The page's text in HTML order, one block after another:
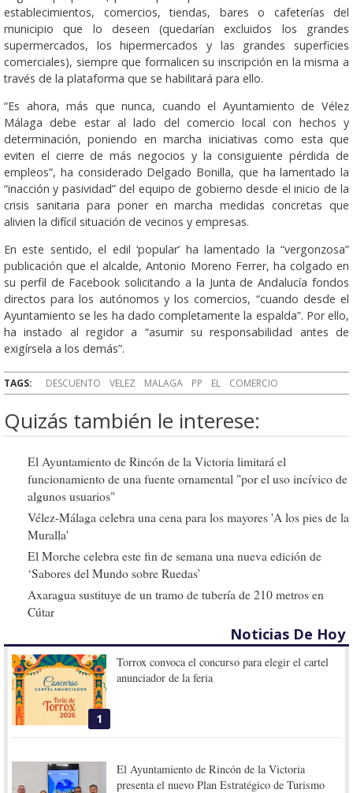
establecimientos, comercios, tiendas, bares o cafeterías del
municipio que lo deseen (quedarían excluidos los grandes
supermercados, los hipermercados y las grandes superficies
comerciales), siempre que formalicen su inscripción en la misma a
través de la plataforma que se habilitará para ello.
“Es ahora, más que nunca, cuando el Ayuntamiento de Vélez
Málaga debe estar al lado del comercio local con hechos y
determinación, poniendo en marcha iniciativas como esta que
eviten el cierre de más negocios y la consiguiente pérdida de
empleos”, ha considerado Delgado Bonilla, que ha lamentado la
“inacción y pasividad” del equipo de gobierno desde el inicio de la
crisis sanitaria para poner en marcha medidas concretas que
alivien la difícil situación de vecinos y empresas.
En este sentido, el edil ‘popular’ ha lamentado la “vergonzosa”
publicación que el alcalde, Antonio Moreno Ferrer, ha colgado en
su perfil de Facebook solicitando a la Junta de Andalucía fondos
directos para los autónomos y los comercios, “cuando desde el
Ayuntamiento se les ha dado completamente la espalda”. Por ello,
ha instado al regidor a “asumir su responsabilidad antes de
exigírsela a los demás”.
TAGS: DESCUENTO VELEZ MALAGA PP EL COMERCIO
Quizás también le interese:
El Ayuntamiento de Rincón de la Victoria limitará el
funcionamiento de una fuente ornamental "por el uso incívico de
algunos usuarios"
Vélez-Málaga celebra una cena para los mayores 'A los pies de la
Muralla'
El Morche celebra este fin de semana una nueva edición de
‘Sabores del Mundo sobre Ruedas’
Axaragua sustituye de un tramo de tubería de 210 metros en
Cútar
Noticias De Hoy
1
Torrox convoca el concurso para elegir el cartel
anunciador de la feria
El Ayuntamiento de Rincón de la Victoria
presenta el nuevo Plan Estratégico de Turismo